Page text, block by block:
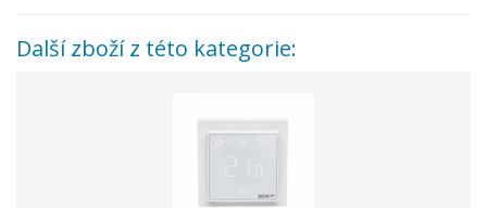
Další zboží z této kategorie: